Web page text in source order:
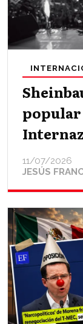
popular
JESÚS
11/07/2026